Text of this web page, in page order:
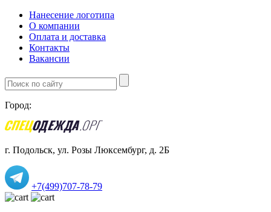
Нанесение логотипа
О компании
Оплата и доставка
Контакты
Вакансии
Город:
г. Подольск, ул. Розы Люксембург, д. 2Б
+7(499)707-78-79